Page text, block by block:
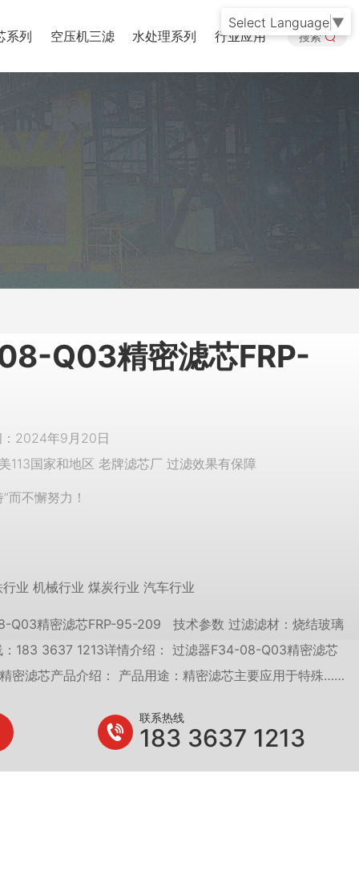
系列 空压机三滤 水处理系列 行业应用 搜索
Q03精密滤芯FRP-
2024年9月20日
113国家和地区 老牌滤芯厂 过滤效果有保障
而不懈努力！
业 机械行业 煤炭行业 汽车行业
Q03精密滤芯FRP-95-209 技术参数 过滤滤材：烧结玻璃
：183 3637 1213详情介绍： 过滤器F34-08-Q03精密滤芯
密滤芯产品介绍： 产品用途：精密滤芯主要应用于特殊……
联系热线
183 3637 1213
Select Language ▼